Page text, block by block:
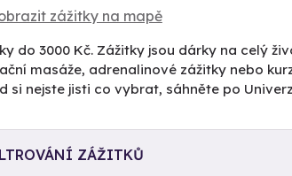
zážitky na mapě
do 3000 Kč. Zážitky jsou dárky na celý
masáže, adrenalinové zážitky nebo
si nejste jisti co vybrat, sáhněte po
ZÁŽITKŮ